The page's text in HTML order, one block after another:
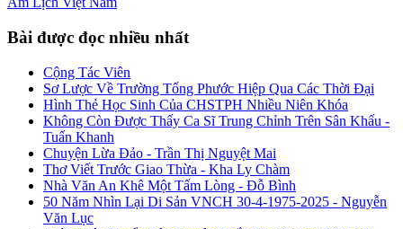
Bài được đọc nhiều nhất
Cộng Tác Viên
Sơ Lược Về Trường Tống Phước Hiệp Qua Các Thời Đại
Hình Thẻ Học Sinh Của CHSTPH Nhiều Niên Khóa
Không Còn Được Thấy Ca Sĩ Trung Chỉnh Trên Sân Khấu -
Tuấn Khanh
Chuyện Lừa Đảo - Trần Thị Nguyệt Mai
Thơ Viết Trước Giao Thừa - Kha Ly Chàm
Nhà Văn An Khê Một Tấm Lòng - Đỗ Bình
50 Năm Nhìn Lại Di Sản VNCH 30-4-1975-2025 - Nguyễn
Văn Lục